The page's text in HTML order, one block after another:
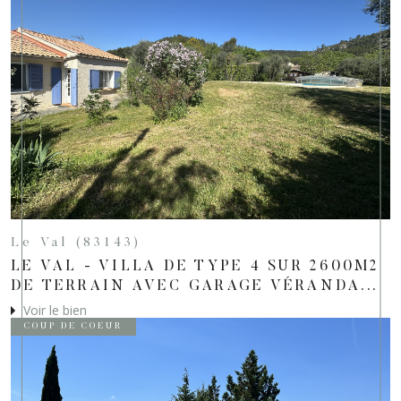
Le Val (83143)
LE VAL - VILLA DE TYPE 4 SUR 2600M2
DE TERRAIN AVEC GARAGE VÉRANDA...
Voir le bien
COUP DE COEUR